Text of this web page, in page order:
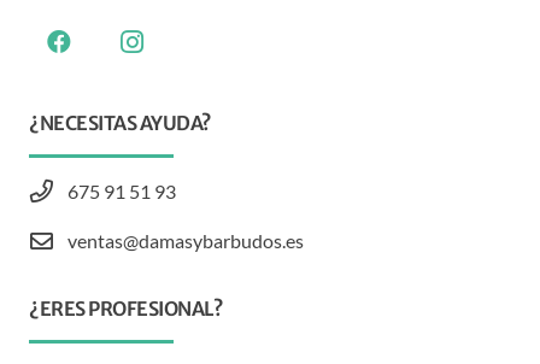
¿NECESITAS AYUDA?
675 91 51 93
ventas@damasybarbudos.es
¿ERES PROFESIONAL?